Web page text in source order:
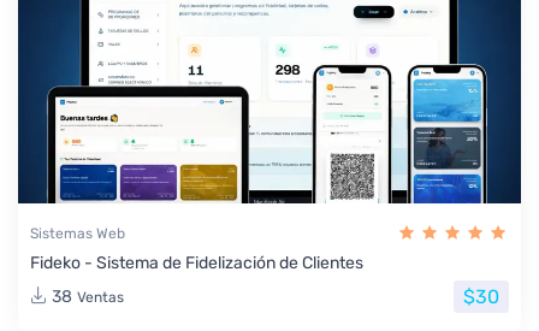
Sistemas Web
Fideko - Sistema de Fidelización de Clientes
38 Ventas $30